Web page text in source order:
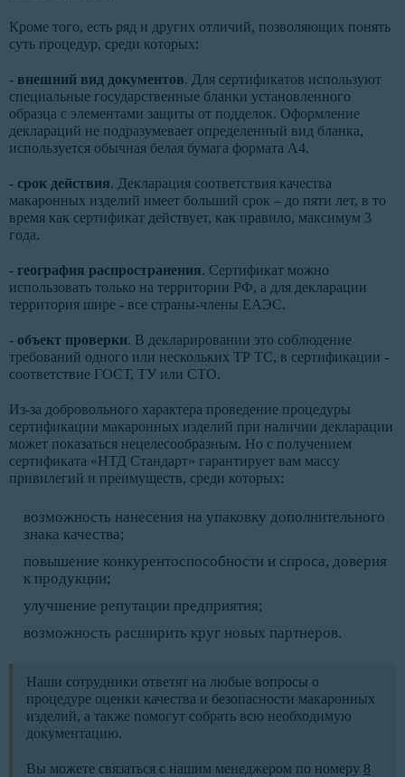
Кроме того, есть ряд и других отличий, позволяющих понять
суть процедур, среди которых:
- внешний вид документов. Для сертификатов используют
специальные государственные бланки установленного
образца с элементами защиты от подделок. Оформление
деклараций не подразумевает определенный вид бланка,
используется обычная белая бумага формата А4.
- срок действия. Декларация соответствия качества
макаронных изделий имеет больший срок – до пяти лет, в то
время как сертификат действует, как правило, максимум 3
года.
- география распространения. Сертификат можно
использовать только на территории РФ, а для декларации
территория шире - все страны-члены ЕАЭС.
- объект проверки. В декларировании это соблюдение
требований одного или нескольких ТР ТС, в сертификации -
соответствие ГОСТ, ТУ или СТО.
Из-за добровольного характера проведение процедуры
сертификации макаронных изделий при наличии декларации
может показаться нецелесообразным. Но с получением
сертификата «НТД Стандарт» гарантирует вам массу
привилегий и преимуществ, среди которых:
возможность нанесения на упаковку дополнительного
знака качества;
повышение конкурентоспособности и спроса, доверия
к продукции;
улучшение репутации предприятия;
возможность расширить круг новых партнеров.
Наши сотрудники ответят на любые вопросы о
процедуре оценки качества и безопасности макаронных
изделий, а также помогут собрать всю необходимую
документацию.
Вы можете связаться с нашим менеджером по номеру 8